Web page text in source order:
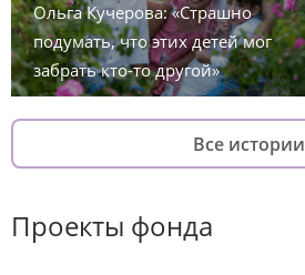
Ольга Кучерова: «Страшно
подумать, что этих детей мог
забрать кто-то другой»
Все истории
Проекты фонда